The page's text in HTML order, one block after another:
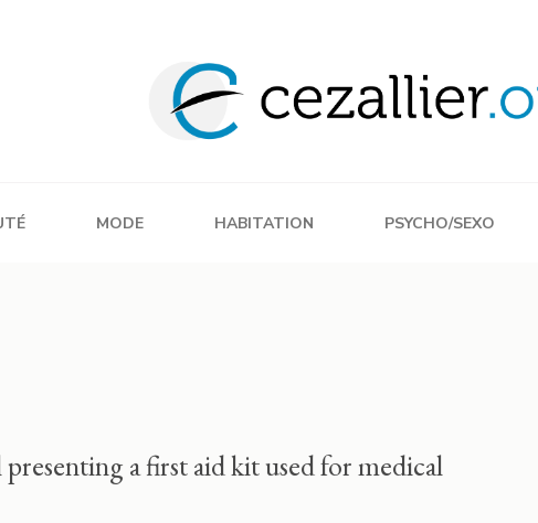
MODE HABITATION PSYCHO/SEXO
a first aid kit used for medical